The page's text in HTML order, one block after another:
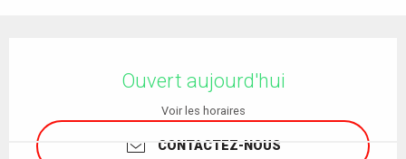
Ouvert aujourd'hui
Voir les horaires
CONTACTEZ-NOUS